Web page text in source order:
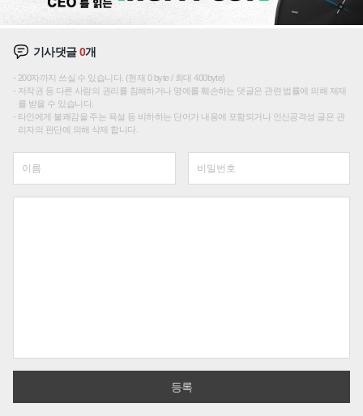
기사댓글0개
200자까지 쓰실 수 있습니다. (현재 0 byte / 최대 400byte)
저작권 등 다른 사람의 권리를 침해하거나 명예를 훼손하는 댓글은 관련 법률에 의해 제재
를 받을 수 있습니다.
타인에게 불쾌감을 주는 욕설 등 비하하는 단어가 내용에 포함되거나 인신공격성 글은 관
리자의 판단에 의해 삭제 합니다.